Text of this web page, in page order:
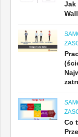
Jak
Co